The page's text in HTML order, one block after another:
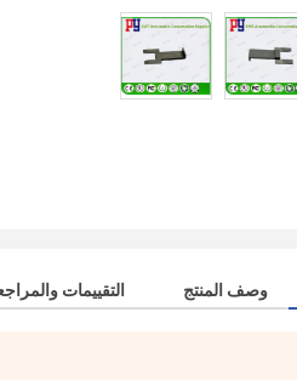
وصف المنتج التقييمات